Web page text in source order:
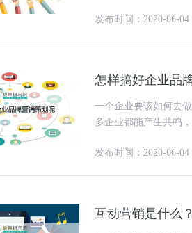
发布时间：2020-06-04
怎样搞好企业品
一个企业要该如何去
多企业都能产生共鸣
发布时间：2020-06-04
互动营销是什么